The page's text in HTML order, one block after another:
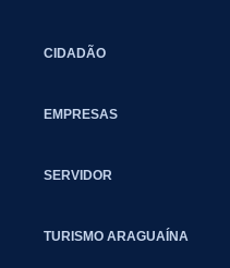
CIDADÃO
EMPRESAS
SERVIDOR
TURISMO ARAGUAÍNA